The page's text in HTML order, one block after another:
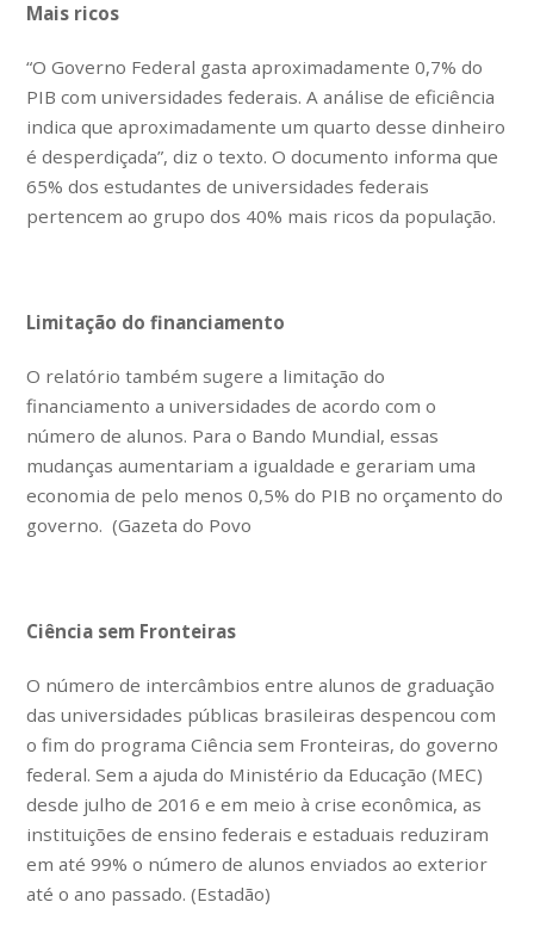
Mais ricos
“O Governo Federal gasta aproximadamente 0,7% do
PIB com universidades federais. A análise de eficiência
indica que aproximadamente um quarto desse dinheiro
é desperdiçada”, diz o texto. O documento informa que
65% dos estudantes de universidades federais
pertencem ao grupo dos 40% mais ricos da população.
Limitação do financiamento
O relatório também sugere a limitação do
financiamento a universidades de acordo com o
número de alunos. Para o Bando Mundial, essas
mudanças aumentariam a igualdade e gerariam uma
economia de pelo menos 0,5% do PIB no orçamento do
governo. (Gazeta do Povo
Ciência sem Fronteiras
O número de intercâmbios entre alunos de graduação
das universidades públicas brasileiras despencou com
o fim do programa Ciência sem Fronteiras, do governo
federal. Sem a ajuda do Ministério da Educação (MEC)
desde julho de 2016 e em meio à crise econômica, as
instituições de ensino federais e estaduais reduziram
em até 99% o número de alunos enviados ao exterior
até o ano passado. (Estadão)